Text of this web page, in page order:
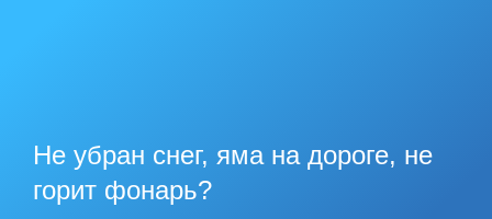
Не убран снег, яма на дороге, не
горит фонарь?